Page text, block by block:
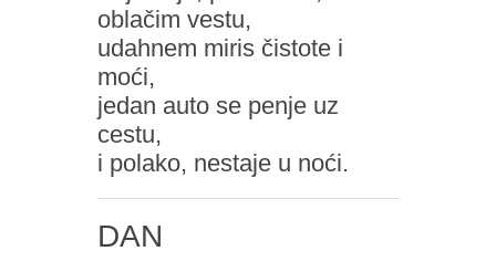
oblačim vestu,
udahnem miris čistote i
moći,
jedan auto se penje uz
cestu,
i polako, nestaje u noći.
DAN